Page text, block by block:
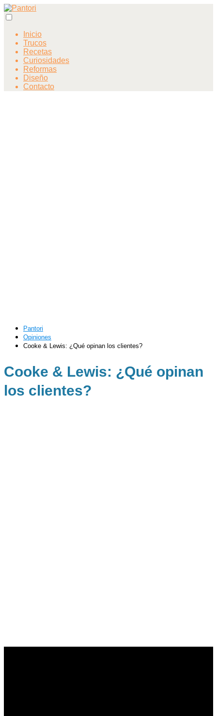
Inicio
Trucos
Recetas
Curiosidades
Reformas
Diseño
Contacto
Pantori
Opiniones
Cooke & Lewis: ¿Qué opinan los clientes?
Cooke & Lewis: ¿Qué opinan
los clientes?